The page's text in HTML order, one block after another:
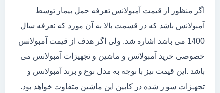
اگر منظور از قیمت آمبولانس تعرفه حمل بیمار توسط
آمبولانس باشد که در قسمت بالا به آن مورد که تعرفه سال
1400 می باشد اشاره شد. ولی اگر هدف از قیمت آمبولانس
خصوصی خرید آمبولانس و ماشین و تجهیزات آمبولانس می
باشد .این قیمت نیز با توجه به مدل نوع و برند آمبولانس و
تجهیزات سوار شده در کابین این ماشین متفاوت خواهد بود.